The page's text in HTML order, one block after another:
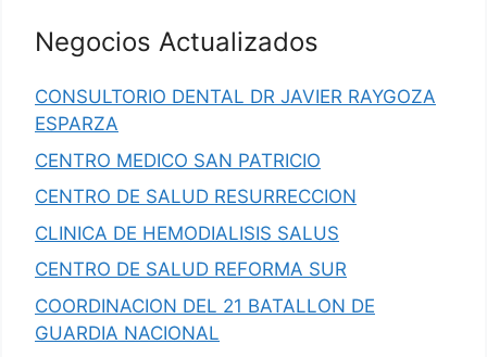
Negocios Actualizados
CONSULTORIO DENTAL DR JAVIER RAYGOZA
ESPARZA
CENTRO MEDICO SAN PATRICIO
CENTRO DE SALUD RESURRECCION
CLINICA DE HEMODIALISIS SALUS
CENTRO DE SALUD REFORMA SUR
COORDINACION DEL 21 BATALLON DE
GUARDIA NACIONAL